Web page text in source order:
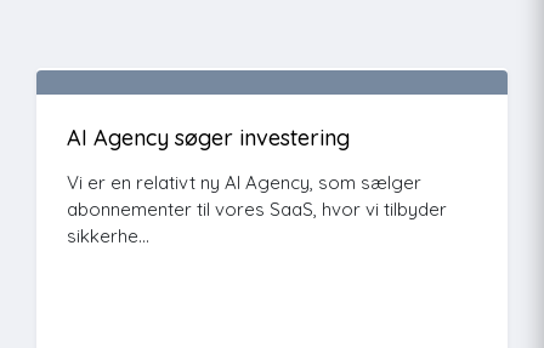
AI Agency søger investering
Vi er en relativt ny AI Agency, som sælger
abonnementer til vores SaaS, hvor vi tilbyder
sikkerhe...